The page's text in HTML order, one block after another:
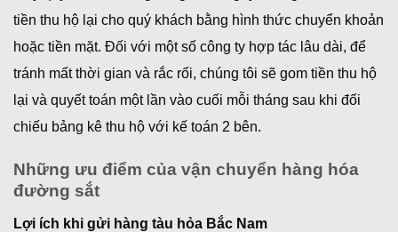
tiền thu hộ lại cho quý khách bằng hình thức chuyển khoản
hoặc tiền mặt. Đối với một số công ty hợp tác lâu dài, để
tránh mất thời gian và rắc rối, chúng tôi sẽ gom tiền thu hộ
lại và quyết toán một lần vào cuối mỗi tháng sau khi đối
chiếu bảng kê thu hộ với kế toán 2 bên.
Những ưu điểm của vận chuyển hàng hóa
đường sắt
Lợi ích khi gửi hàng tàu hỏa Bắc Nam